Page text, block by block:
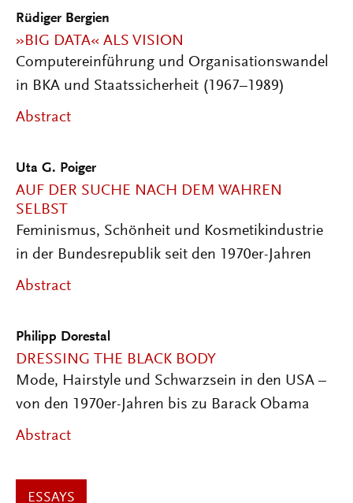
Rüdiger Bergien
»BIG DATA« ALS VISION
Computereinführung und Organisationswandel
in BKA und Staatssicherheit (1967–1989)
Abstract
Uta G. Poiger
AUF DER SUCHE NACH DEM WAHREN
SELBST
Feminismus, Schönheit und Kosmetikindustrie
in der Bundesrepublik seit den 1970er-Jahren
Abstract
Philipp Dorestal
DRESSING THE BLACK BODY
Mode, Hairstyle und Schwarzsein in den USA –
von den 1970er-Jahren bis zu Barack Obama
Abstract
ESSAYS